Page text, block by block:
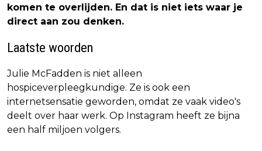
komen te overlijden. En dat is niet iets waar je
direct aan zou denken.
Laatste woorden
Julie McFadden is niet alleen
hospiceverpleegkundige. Ze is ook een
internetsensatie geworden, omdat ze vaak video's
deelt over haar werk. Op Instagram heeft ze bijna
een half miljoen volgers.